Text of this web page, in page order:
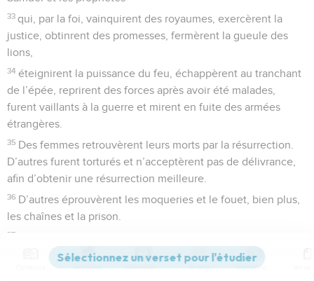
33 qui, par la foi, vainquirent des royaumes, exercèrent la
justice, obtinrent des promesses, fermèrent la gueule des
lions,
34 éteignirent la puissance du feu, échappèrent au tranchant
de l’épée, reprirent des forces après avoir été malades,
furent vaillants à la guerre et mirent en fuite des armées
étrangères.
35 Des femmes retrouvèrent leurs morts par la résurrection.
D’autres furent torturés et n’acceptèrent pas de délivrance,
afin d’obtenir une résurrection meilleure.
36 D’autres éprouvèrent les moqueries et le fouet, bien plus,
les chaînes et la prison.
37
l’épée, ils allèrent çà et là, vêtus de peaux de brebis et de
peaux de chèvres, dénués de tout, opprimés, maltraités –
Versions Commentaires Strong